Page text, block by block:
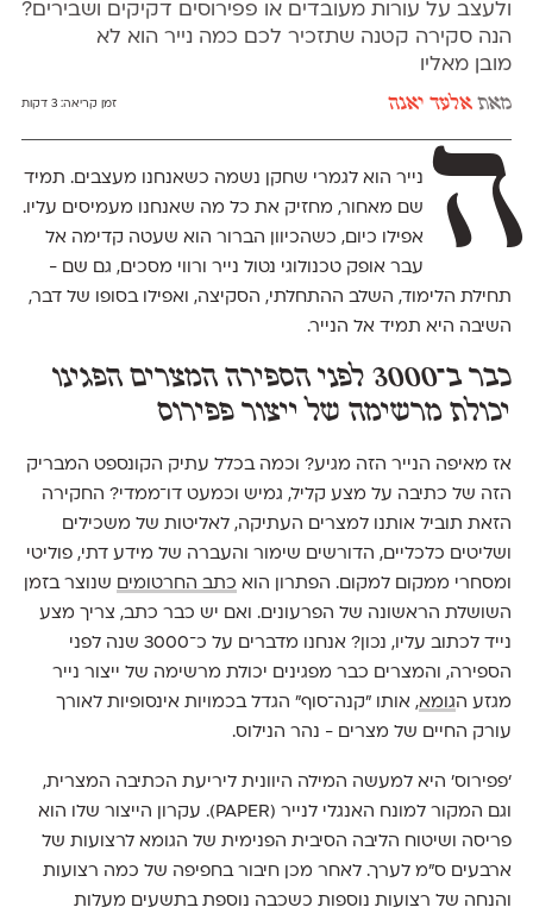
ולעצב על עורות מעובדים או פפירוסים דקיקים ושבירים?
הנה סקירה קטנה שתזכיר לכם כמה נייר הוא לא
מובן מאליו
מאת אלעד יאנה זמן קריאה:3 דקות
ה
נייר הוא לגמרי שחקן נשמה כשאנחנו מעצבים. תמיד
שם מאחור, מחזיק את כל מה שאנחנו מעמיסים עליו.
אפילו כיום, כשהכיוון הברור הוא שעטה קדימה אל
עבר אופק טכנולוגי נטול נייר ורווי מסכים, גם שם -
תחילת הלימוד, השלב ההתחלתי, הסקיצה, ואפילו בסופו של דבר,
השיבה היא תמיד אל הנייר.
כבר ב־3000 לפני הספירה המצרים הפגינו
יכולת מרשימה של ייצור פפירוס
אז מאיפה הנייר הזה מגיע? וכמה בכלל עתיק הקונספט המבריק
הזה של כתיבה על מצע קליל, גמיש וכמעט דו־ממדי? החקירה
הזאת תוביל אותנו למצרים העתיקה, לאליטות של משכילים
ושליטים כלכליים, הדורשים שימור והעברה של מידע דתי, פוליטי
ומסחרי ממקום למקום. הפתרון הוא כתב החרטומים שנוצר בזמן
השושלת הראשונה של הפרעונים. ואם יש כבר כתב, צריך מצע
נייד לכתוב עליו, נכון? אנחנו מדברים על כ־3000 שנה לפני
הספירה, והמצרים כבר מפגינים יכולת מרשימה של ייצור נייר
מגזע הגומא, אותו "קנה־סוף" הגדל בכמויות אינסופיות לאורך
עורק החיים של מצרים - נהר הנילוס.
'פפירוס' היא למעשה המילה היוונית ליריעת הכתיבה המצרית,
וגם המקור למונח האנגלי לנייר (PAPER). עקרון הייצור שלו הוא
פריסה ושיטוח הליבה הסיבית הפנימית של הגומא לרצועות של
ארבעים ס"מ לערך. לאחר מכן חיבור בחפיפה של כמה רצועות
והנחה של רצועות נוספות כשכבה נוספת בתשעים מעלות